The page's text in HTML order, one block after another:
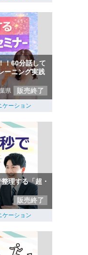
！60分話して
ーニング実践
県 販売終了
ケーション
理する「超・
販売終了
ケーション